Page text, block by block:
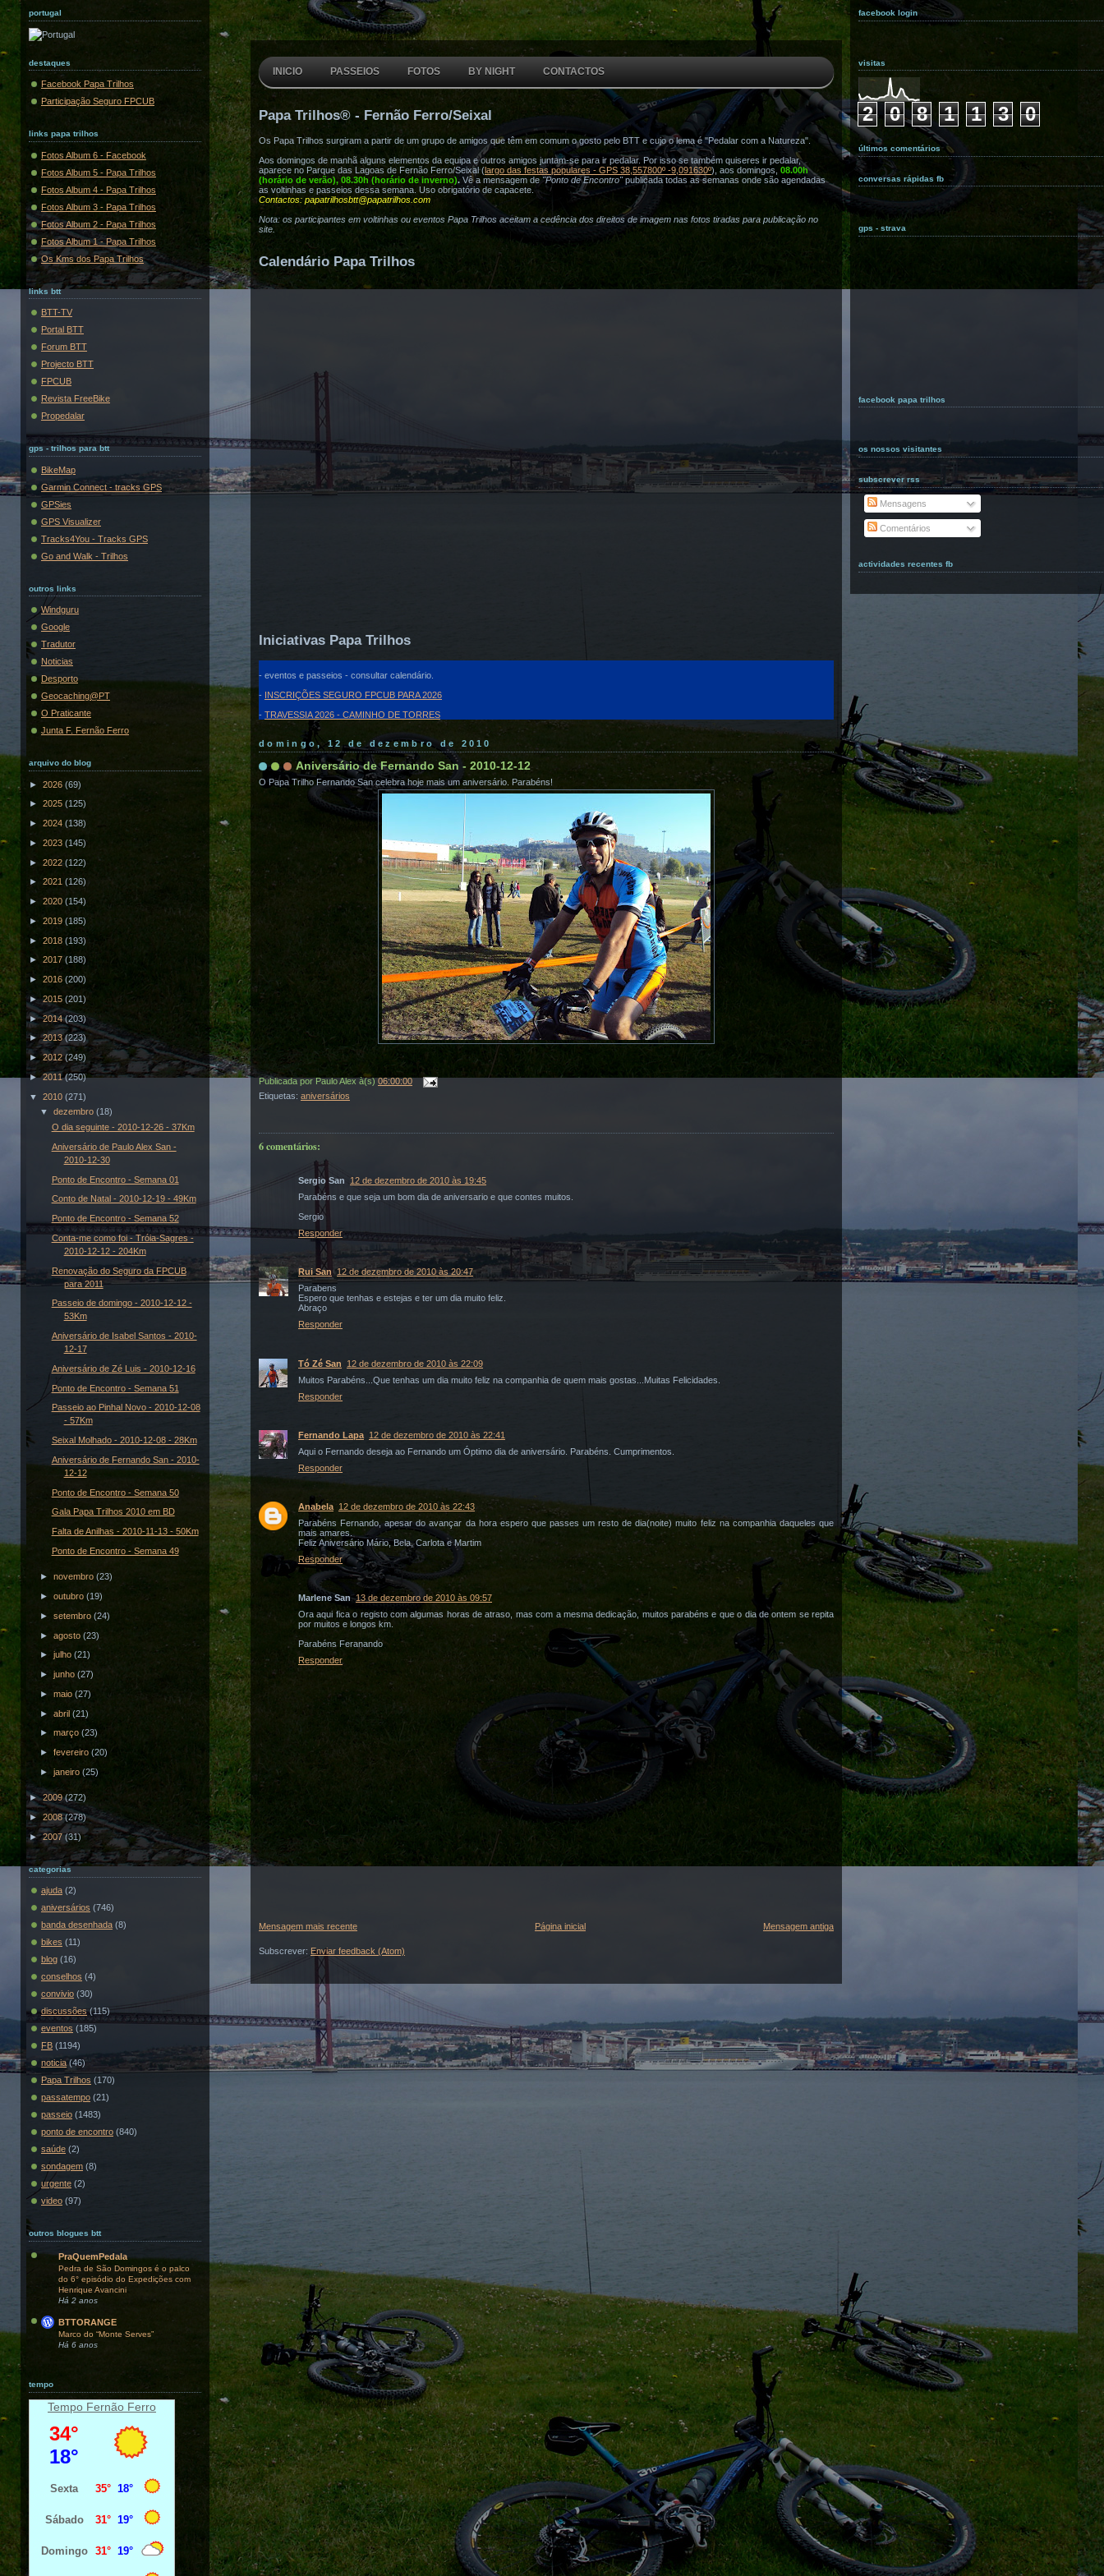
portugal
destaques
Facebook Papa Trilhos
Participação Seguro FPCUB
links papa trilhos
Fotos Album 6 - Facebook
Fotos Album 5 - Papa Trilhos
Fotos Album 4 - Papa Trilhos
Fotos Album 3 - Papa Trilhos
Fotos Album 2 - Papa Trilhos
Fotos Album 1 - Papa Trilhos
Os Kms dos Papa Trilhos
links btt
BTT-TV
Portal BTT
Forum BTT
Projecto BTT
FPCUB
Revista FreeBike
Propedalar
gps - trilhos para btt
BikeMap
Garmin Connect - tracks GPS
GPSies
GPS Visualizer
Tracks4You - Tracks GPS
Go and Walk - Trilhos
outros links
Windguru
Google
Tradutor
Noticias
Desporto
Geocaching@PT
O Praticante
Junta F. Fernão Ferro
arquivo do blog
► 2026 (69)
► 2025 (125)
► 2024 (138)
► 2023 (145)
► 2022(122)
► 2021 (126)
► 2020 (154)
► 2019 (185)
► 2018 (193)
► 2017 (188)
► 2016 (200)
►2015 (201)
►2014(203)
►2013(223)
►2012(249)
►2011(250)
▼ 2010 (271)
▼dezembro(18)
O dia seguinte - 2010-12-26 - 37Km
Aniversário de Paulo Alex San -
2010-12-30
Ponto de Encontro - Semana 01
Conto de Natal - 2010-12-19 - 49Km
Ponto de Encontro - Semana 52
Conta-me como foi - Tróia-Sagres -
2010-12-12 - 204Km
Renovação do Seguro da FPCUB
para 2011
Passeio de domingo - 2010-12-12 -
53Km
Aniversário de Isabel Santos - 2010-
12-17
Aniversário de Zé Luis - 2010-12-16
Ponto de Encontro - Semana 51
Passeio ao Pinhal Novo - 2010-12-08
- 57Km
Seixal Molhado - 2010-12-08 - 28Km
Aniversário de Fernando San - 2010-
12-12
Ponto de Encontro - Semana 50
Gala Papa Trilhos 2010 em BD
Falta de Anilhas - 2010-11-13 - 50Km
Ponto de Encontro - Semana 49
►novembro(23)
►outubro(19)
►setembro(24)
►agosto(23)
►julho(21)
►junho(27)
►maio(27)
►abril(21)
►março(23)
►fevereiro(20)
►janeiro(25)
►2009(272)
► 2008(278)
►2007(31)
categorias
ajuda (2)
aniversários (746)
banda desenhada (8)
bikes (11)
blog (16)
conselhos (4)
convivio (30)
discussões (115)
eventos (185)
FB (1194)
noticia (46)
Papa Trilhos (170)
passatempo (21)
passeio (1483)
ponto de encontro (840)
saúde (2)
sondagem (8)
urgente (2)
video (97)
outros blogues btt
PraQuemPedala
Pedra de São Domingos é o palco
do 6° episódio do Expedições com
Henrique Avancini
Há 2 anos
BTTORANGE
Marco do “Monte Serves”
Há 6 anos
tempo
Tempo Fernão Ferro
INICIO PASSEIOS FOTOS BY NIGHT CONTACTOS
Papa Trilhos® - Fernão Ferro/Seixal
Os Papa Trilhos surgiram a partir de um grupo de amigos que têm em comum o gosto pelo BTT e cujo o lema é "Pedalar com a Natureza".
Aos domingos de manhã alguns elementos da equipa e outros amigos juntam-se para ir pedalar. Por isso se também quiseres ir pedalar,
aparece no Parque das Lagoas de Fernão Ferro/Seixal (largo das festas populares - GPS 38,557800º -9,091630º), aos domingos, 08.00h
(horário de verão), 08.30h (horário de inverno). Vê a mensagem de "Ponto de Encontro"publicada todas as semanas onde são agendadas
as voltinhas e passeios dessa semana. Uso obrigatório de capacete.
Contactos: papatrilhosbtt@papatrilhos.com
Nota: os participantes em voltinhas ou eventos Papa Trilhos aceitam a cedência dos direitos de imagem nas fotos tiradas para publicação no
site.
Calendário Papa Trilhos
Iniciativas Papa Trilhos
- eventos e passeios - consultar calendário.
- INSCRIÇÕES SEGURO FPCUB PARA 2026
- TRAVESSIA 2026 - CAMINHO DE TORRES
domingo, 12 de dezembro de 2010
Aniversário de Fernando San - 2010-12-12
O Papa Trilho Fernando San celebra hoje mais um aniversário. Parabéns!
Publicada porPaulo Alex à(s)06:00:00
Etiquetas: aniversários
6 comentários:
Sergio San 12 de dezembro de 2010 às 19:45
Parabéns e que seja um bom dia de aniversario e que contes muitos.
Sergio
Responder
Rui San 12 de dezembro de 2010 às 20:47
Parabens
Espero que tenhas e estejas e ter um dia muito feliz.
Abraço
Responder
Tó Zé San
12 de dezembro de 2010 às 22:09
Muitos Parabéns...Que tenhas um dia muito feliz na companhia de quem mais gostas...Muitas Felicidades.
Responder
Fernando Lapa 12 de dezembro de 2010 às 22:41
Aqui o Fernando deseja ao Fernando um Óptimo dia de aniversário. Parabéns. Cumprimentos.
Responder
Anabela 12 de dezembro de 2010 às 22:43
Parabéns Fernando, apesar do avançar da hora espero que passes um resto de dia(noite) muito feliz na companhia daqueles que
mais amares.
Feliz Aniversário Mário, Bela, Carlota e Martim
Responder
Marlene San 13 de dezembro de 2010 às 09:57
Ora aqui fica o registo com algumas horas de atraso, mas com a mesma dedicação, muitos parabéns e que o dia de ontem se repita
por muitos e longos km.
Parabéns Feranando
Responder
Mensagem mais recente Mensagem antiga
Página inicial
Subscrever: Enviar feedback (Atom)
facebook login
visitas
2 0 8 1 1 3 0
últimos comentários
conversas rápidas fb
gps - strava
facebook papa trilhos
os nossos visitantes
subscrever rss
Mensagens
Comentários
actividades recentes fb